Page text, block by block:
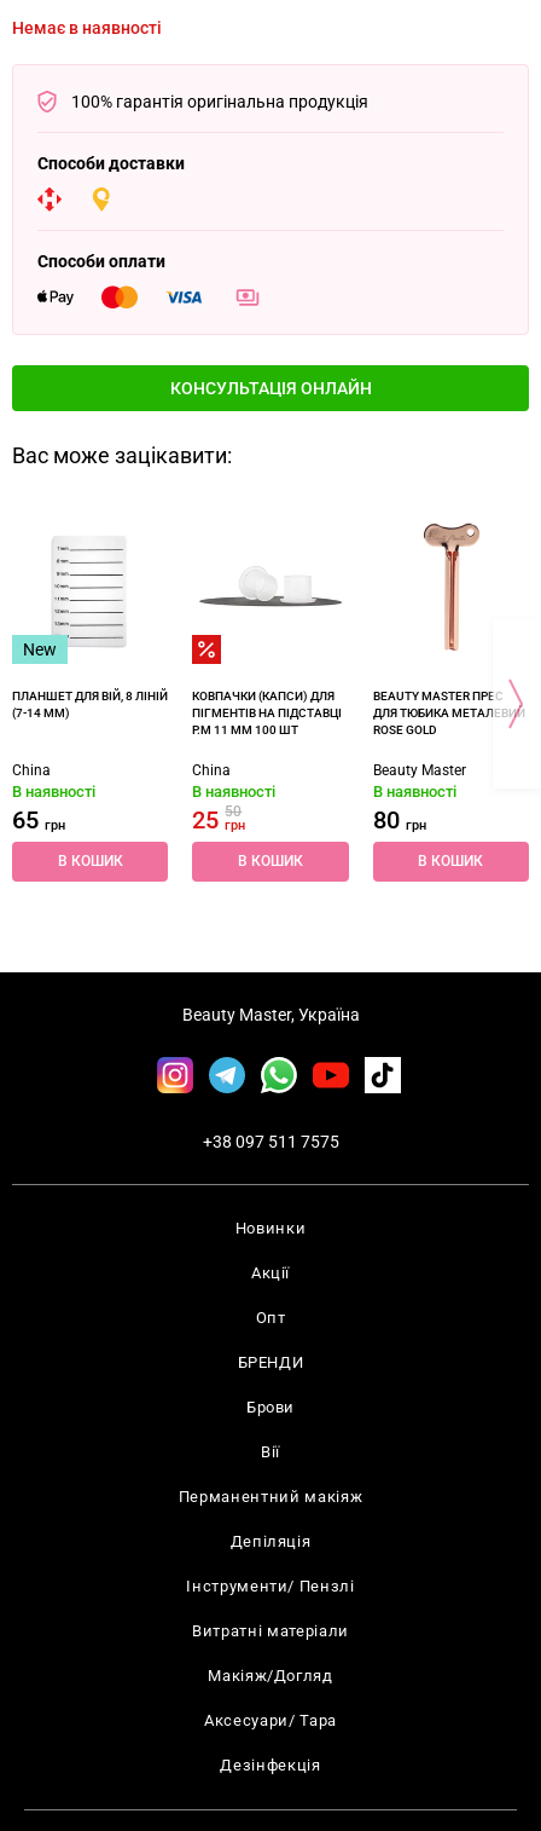
Немає в наявності
100% гарантія оригінальна продукція
Способи доставки
Способи оплати
КОНСУЛЬТАЦІЯ ОНЛАЙН
Вас може зацікавити:
New
ПЛАНШЕТ ДЛЯ ВІЙ, 8 ЛІНІЙ
(7-14 ММ)
China
В наявності
65 грн
В КОШИК
КОВПАЧКИ (КАПСИ) ДЛЯ
ПІГМЕНТІВ НА ПІДСТАВЦІ
Р.M 11 ММ 100 ШТ
China
В наявності
2550
грн
В КОШИК
BEAUTY MASTER ПРЕС
ДЛЯ ТЮБИКА МЕТАЛЕВИЙ
ROSE GOLD
Beauty Master
В наявності
80 грн
В КОШИК
Новинки
Акції
Опт
БРЕНДИ
Брови
Вії
Перманентний макіяж
Депіляція
Інструменти/ Пензлі
Витратні матеріали
Макіяж/Догляд
Аксесуари/ Тара
Дезінфекція
Beauty Master, Україна
+38 097 511 7575